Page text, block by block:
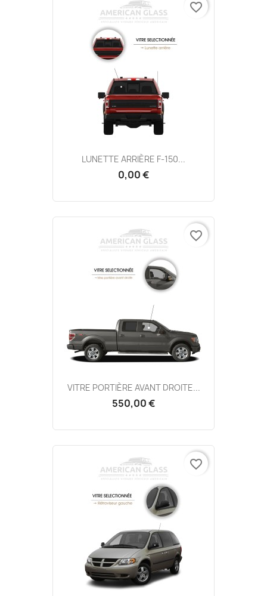
LUNETTE ARRIÈRE F-150...
0,00 €
favorite_border
VITRE PORTIÈRE AVANT DROITE...
550,00 €
favorite_border
favorite_border